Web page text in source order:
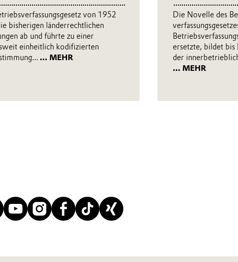
von 1952
bisherigen länderrechtlichen
ab und führte zu einer
einheitlich kodifizierten
... MEHR
Die Novelle des
ersetzte, bildet bis
der
... MEHR